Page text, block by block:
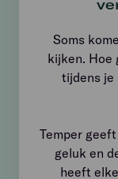
Soms
kijken. Hoe
tijdens je
Temper
geluk en
heeft